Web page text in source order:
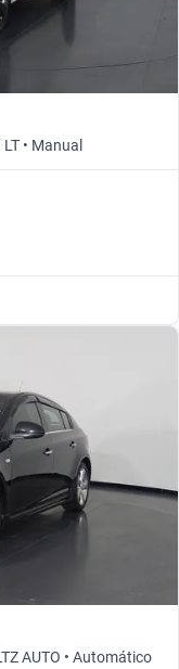
• Manual
AUTO • Automático